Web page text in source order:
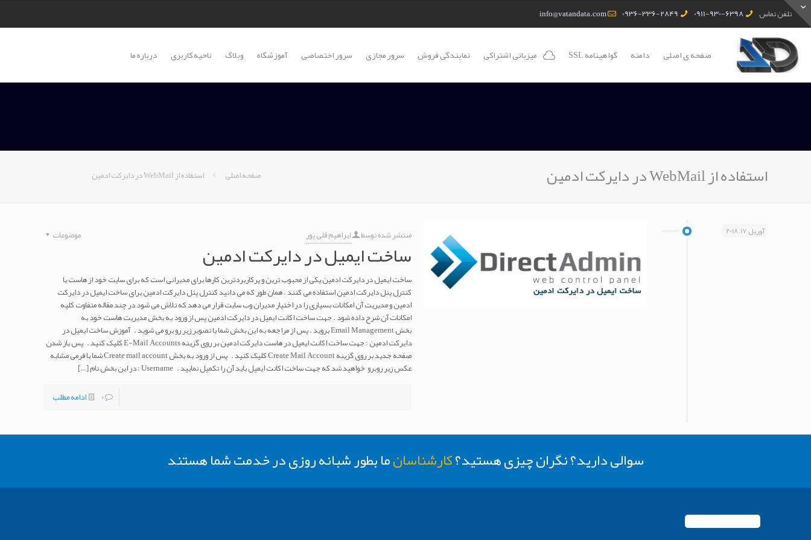
تلفن تماس 0911-930-6398
0936-336-2849
info@vatandata.com
صفحه ی اصلی دامنه گواهینامه SSL میزبانی اشتراکی نمایندگی فروش سرور مجازی سرور اختصاصی آموزشگاه وبلاگ ناحیه کاربری درباره ما
استفاده از WebMail در دایرکت ادمین صفحه اصلی استفاده از WebMail در دایرکت ادمین
آوریل 17, 2018 منتشر شده توسط ابراهیم قلی پور موضوعات
ساخت ایمیل در دایرکت ادمین
ساخت ایمیل در دایرکت ادمین یکی از محبوب ترین و پرکاربردترین کارها برای مدیرانی است که برای سایت خود از هاست با
کنترل پنل دایرکت ادمین استفاده می کنند . همان طور که می دانید کنترل پنل دایرکت ادمین برای ساخت ایمیل در دایرکت
ادمین و مدیریت آن امکانات بسیاری را در اختیار مدیران وب سایت قرار می دهد که تلاش می شود در چند مقاله متفاوت کلیه
امکانات آن شرح داده شود . جهت ساخت اکانت ایمیل در دایرکت ادمین پس از ورود به بخش مدیریت هاست خود به
بخش Email Management بروید . پس از مراجعه به این بخش شما با تصویر زیر رو برو می شوید . آموزش ساخت ایمیل در
دایرکت ادمین : جهت ساخت اکانت ایمیل در هاست دایرکت ادمین بر روی گزینه E-Mail Accounts کلیک کنید . پس باز شدن
صفحه جدید بر روی گزینه Create Mail Account کلیک کنید . پس از ورود به بخش Create mail account شما با فرمی مشابه
عکس زیر روبرو خواهید شد که جهت ساخت اکانت ایمیل باید آن را تکمیل نمایید . Username : در این بخش نام
[…]
0
ادامه مطلب
سوالی دارید؟ نگران چیزی هستید؟کارشناسانما بطور شبانه روزی در خدمت شما هستند